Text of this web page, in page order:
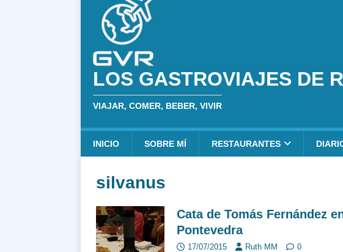
LOS GASTROVIAJES DE
VIAJAR, COMER, BEBER, VIVIR
INICIO SOBRE MÍ RESTAURANTES
silvanus
Cata de Tomás Fernández
Pontevedra
17/07/2015 Ruth MM 0